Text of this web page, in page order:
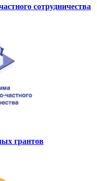
сотрудничества
грантов